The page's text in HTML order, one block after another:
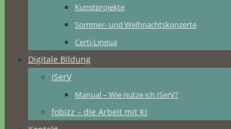
Kunstprojekte
Sommer- und Weihnachtskonzerte
Certi-Lingua
Digitale Bildung
ISerV
Manual – Wie nutze ich ISerV?
fobizz – die Arbeit mit KI